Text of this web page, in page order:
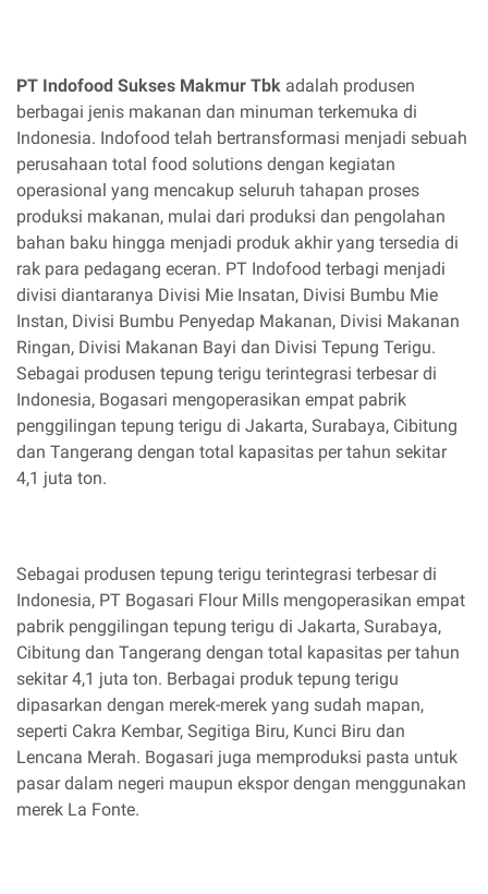
PT Indofood Sukses Makmur Tbk adalah produsen
berbagai jenis makanan dan minuman terkemuka di
Indonesia. Indofood telah bertransformasi menjadi sebuah
perusahaan total food solutions dengan kegiatan
operasional yang mencakup seluruh tahapan proses
produksi makanan, mulai dari produksi dan pengolahan
bahan baku hingga menjadi produk akhir yang tersedia di
rak para pedagang eceran. PT Indofood terbagi menjadi
divisi diantaranya Divisi Mie Insatan, Divisi Bumbu Mie
Instan, Divisi Bumbu Penyedap Makanan, Divisi Makanan
Ringan, Divisi Makanan Bayi dan Divisi Tepung Terigu.
Sebagai produsen tepung terigu terintegrasi terbesar di
Indonesia, Bogasari mengoperasikan empat pabrik
penggilingan tepung terigu di Jakarta, Surabaya, Cibitung
dan Tangerang dengan total kapasitas per tahun sekitar
4,1 juta ton.
Sebagai produsen tepung terigu terintegrasi terbesar di
Indonesia, PT Bogasari Flour Mills mengoperasikan empat
pabrik penggilingan tepung terigu di Jakarta, Surabaya,
Cibitung dan Tangerang dengan total kapasitas per tahun
sekitar 4,1 juta ton. Berbagai produk tepung terigu
dipasarkan dengan merek-merek yang sudah mapan,
seperti Cakra Kembar, Segitiga Biru, Kunci Biru dan
Lencana Merah. Bogasari juga memproduksi pasta untuk
pasar dalam negeri maupun ekspor dengan menggunakan
merek La Fonte.